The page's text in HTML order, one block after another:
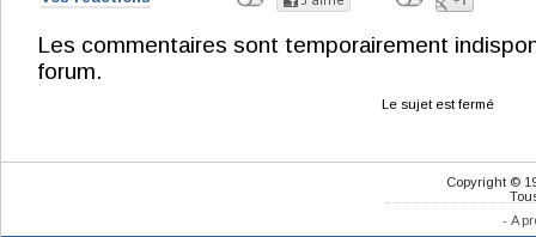
Les commentaires sont temporairement
forum.
Le sujet est fermé
Copyright ©
- A